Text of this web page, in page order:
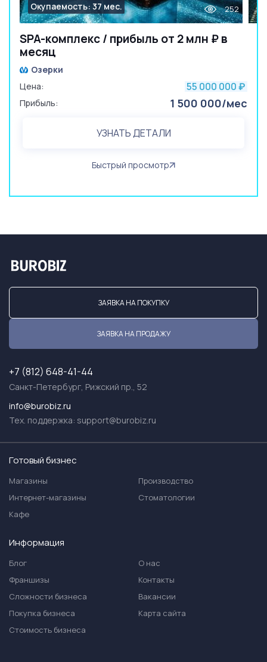
SPA-комплекс / прибыль от 2 млн ₽ в
месяц
Окупаемость: 37 мес. 252
Озерки
Цена:
55 000 000 ₽
Прибыль: 1 500 000/мес
УЗНАТЬ ДЕТАЛИ
Быстрый просмотр
ЗАЯВКА НА ПОКУПКУ
ЗАЯВКА НА ПРОДАЖУ
+7 (812) 648-41-44
Санкт-Петербург, Рижский пр., 52
info@burobiz.ru
Тех. поддержка: support@burobiz.ru
Готовый бизнес
Магазины
Интернет-магазины
Кафе
Производство
Стоматологии
Информация
Блог
Франшизы
Сложности бизнеса
Покупка бизнеса
Стоимость бизнеса
О нас
Контакты
Вакансии
Карта сайта